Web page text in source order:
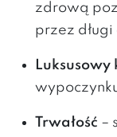
zdrową
przez długi
Luksusowy
Trwałość –